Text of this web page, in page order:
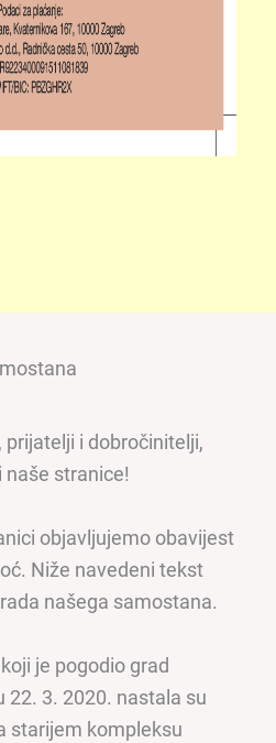
prijatelji i dobročinitelji,
stranice!
objavljujemo obavijest
Niže navedeni tekst
našega samostana.
je pogodio grad
22. 3. 2020. nastala su
starijem kompleksu